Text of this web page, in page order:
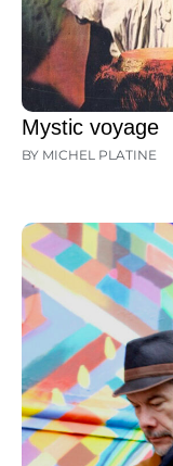
Mystic voyage
BY MICHEL PLATINE